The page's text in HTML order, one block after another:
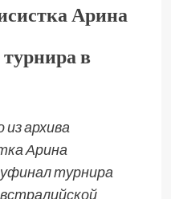
Арина
в
архива
Арина
турнира